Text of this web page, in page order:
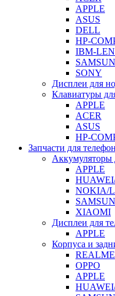
APPLE
ASUS
DELL
HP-
IBM-
SONY
Дисплеи для
Клавиатуры
APPLE
ACER
ASUS
HP-
Запчасти для
Аккумуляторы
APPLE
NOKIA/
XIAOMI
Дисплеи для
APPLE
Корпуса и
REALME
OPPO
APPLE